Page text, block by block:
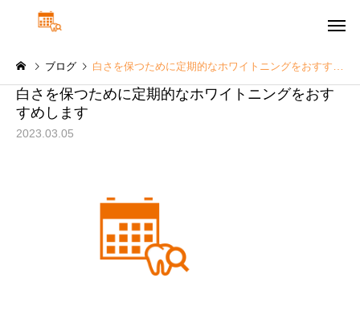
審美歯科
院長コラム
訪問歯科診療で生活の質
【QOL】を高めよう！
ブログ 白さを保つために定期的なホワイトニングをおすすめします
白さを保つために定期的なホワイトニングをおす
すめします
2023.03.05